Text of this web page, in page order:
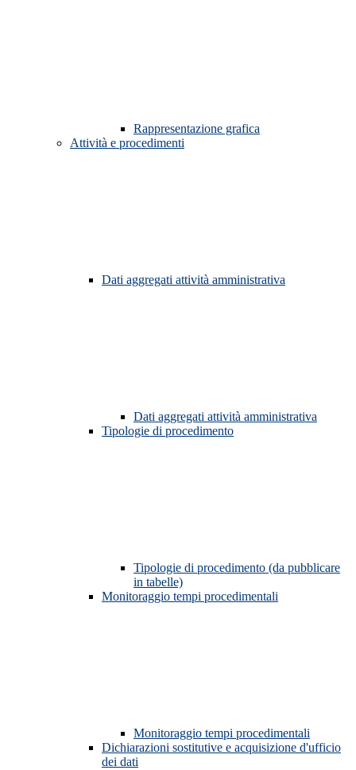
Rappresentazione grafica
Attività e procedimenti
Dati aggregati attività amministrativa
Dati aggregati attività amministrativa
Tipologie di procedimento
Tipologie di procedimento (da pubblicare
in tabelle)
Monitoraggio tempi procedimentali
Monitoraggio tempi procedimentali
Dichiarazioni sostitutive e acquisizione d'ufficio
dei dati